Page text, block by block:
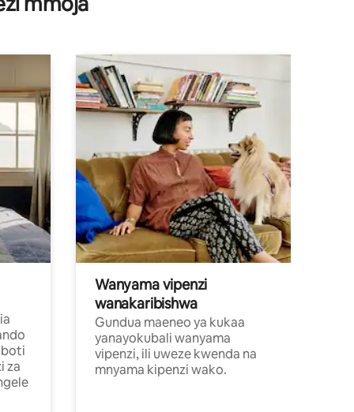
boti
za
Wanyama vipenzi
wanakaribishwa
Gundua maeneo ya kukaa
yanayokubali wanyama
vipenzi, ili uweze kwenda na
mnyama kipenzi wako.